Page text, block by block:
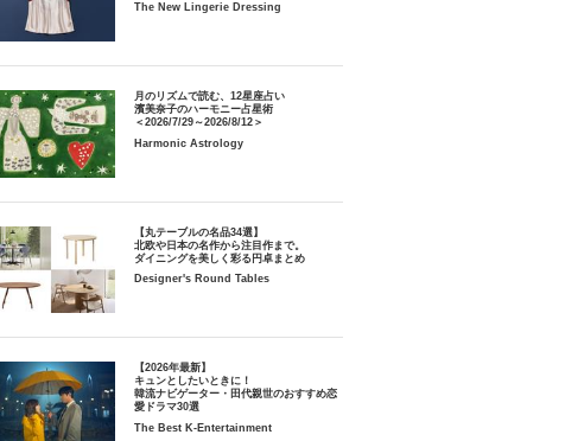
The New Lingerie Dressing
月のリズムで読む、12星座占い
濱美奈子のハーモニー占星術
＜2026/7/29～2026/8/12＞
Harmonic Astrology
【丸テーブルの名品34選】
北欧や日本の名作から注目作まで。
ダイニングを美しく彩る円卓まとめ
Designer's Round Tables
【2026年最新】
キュンとしたいときに！
韓流ナビゲーター・田代親世のおすすめ恋
愛ドラマ30選
The Best K-Entertainment